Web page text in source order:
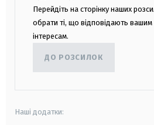
Перейдіть на сторінку наших
обрати ті, що відповідають вашим
інтересам.
ДО РОЗСИЛОК
Наші додатки: